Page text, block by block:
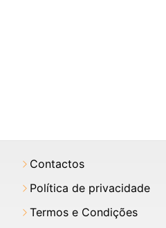
Contactos
Política de privacidade
Termos e Condições